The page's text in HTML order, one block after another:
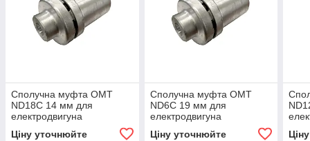
Сполучна муфта OMT
ND18C 14 мм для
електродвигуна
Ціну уточнюйте
Сполучна муфта OMT
ND6C 19 мм для
електродвигуна
Ціну уточнюйте